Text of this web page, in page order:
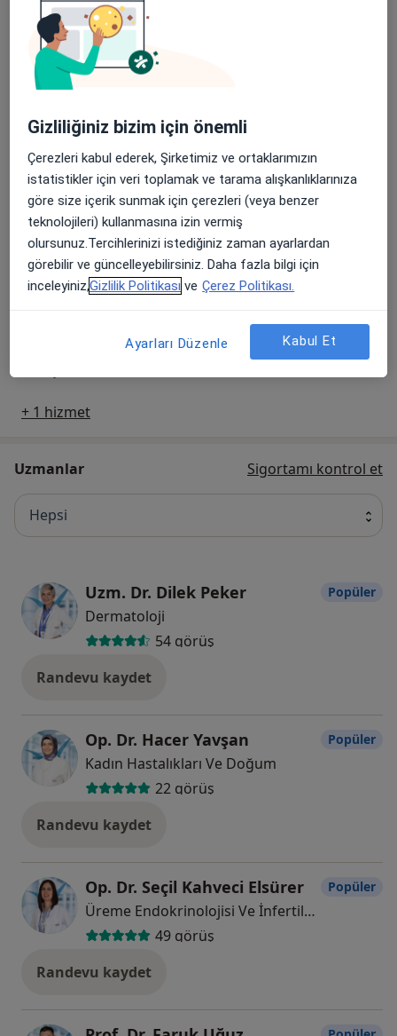
Detaylar Randevu
Randevu kaydet
Abdominal Laparoskopi
DetaylarAbdominal Laparoskopi
Abdominal Parasentez
DetaylarAbdominal Parasentez
Abdominal Ultrasonografi
DetaylarAbdominal Ultrasonografi
Adenoidektomi
+ 1 hizmet
Uzmanlar Sigortamı kontrol et
Hepsi
Uzm. Dr. Dilek Peker
Dermatoloji
54 görüş
Popüler
Randevu kaydet
Op. Dr. Hacer Yavşan
Kadın Hastalıkları Ve Doğum
22 görüş
Popüler
Randevu kaydet
Op. Dr. Seçil Kahveci Elsürer
Üreme Endokrinolojisi Ve İnfertilite, Kadın Hastalıkları Ve Doğum
49 görüş
Popüler
Randevu kaydet
Gizliliğiniz bizim için önemli
Çerezleri kabul ederek, Şirketimiz ve ortaklarımızın
istatistikler için veri toplamak ve tarama alışkanlıklarınıza
göre size içerik sunmak için çerezleri (veya benzer
teknolojileri) kullanmasına izin vermiş
olursunuz.Tercihlerinizi istediğiniz zaman ayarlardan
görebilir ve güncelleyebilirsiniz. Daha fazla bilgi için
inceleyiniz,Gizlilik Politikası ve Çerez Politikası.
Ayarları Düzenle Kabul Et